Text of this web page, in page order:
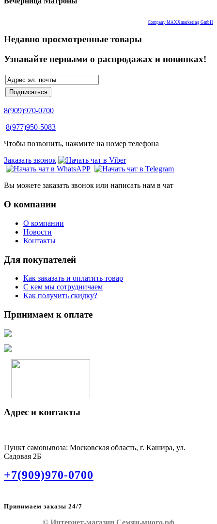
Company MAXXmarketing GmbH
Недавно просмотренные товары
Узнавайте первыми о распродажах и новинках!
8(909)970-0700
8(977)950-5083
Чтобы позвонить, нажмите на номер телефона
Заказать звонок
Вы можете заказать звонок или написать нам в чат
О компании
О компании
Новости
Контакты
Для покупателей
Как заказать и оплатить товар
С кем мы сотрудничаем
Как получить скидку?
Принимаем к оплате
Адрес и контакты
Пункт самовывоза: Московская область, г. Кашира, ул.
Садовая 2Б
+7(909)970-0700
Принимаем заказы 24/7